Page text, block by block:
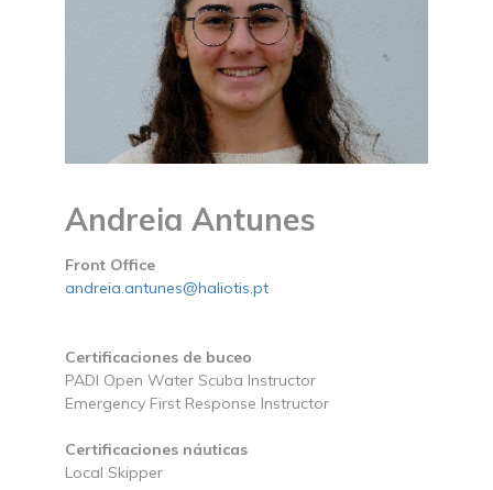
Andreia Antunes
Front Office
andreia.antunes@haliotis.pt
Certificaciones de buceo
PADI Open Water Scuba Instructor
Emergency First Response Instructor
Certificaciones náuticas
Local Skipper